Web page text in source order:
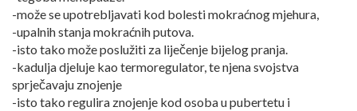
-može se upotrebljavati kod bolesti mokraćnog mjehura,
-upalnih stanja mokraćnih putova.
-isto tako može poslužiti za liječenje bijelog pranja.
-kadulja djeluje kao termoregulator, te njena svojstva
sprječavaju znojenje
-isto tako regulira znojenje kod osoba u pubertetu i